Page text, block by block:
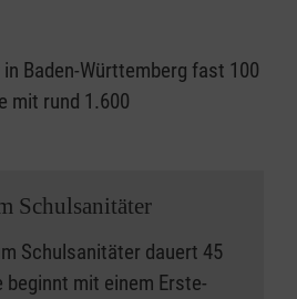
Baden-Württemberg fast 100
mit rund 1.600
Schulsanitäter
Schulsanitäter dauert 45
beginnt mit einem Erste-